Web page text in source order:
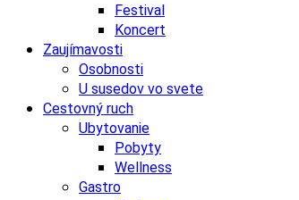
Festival
Koncert
Zaujímavosti
Osobnosti
U susedov vo svete
Cestovný ruch
Ubytovanie
Pobyty
Wellness
Gastro